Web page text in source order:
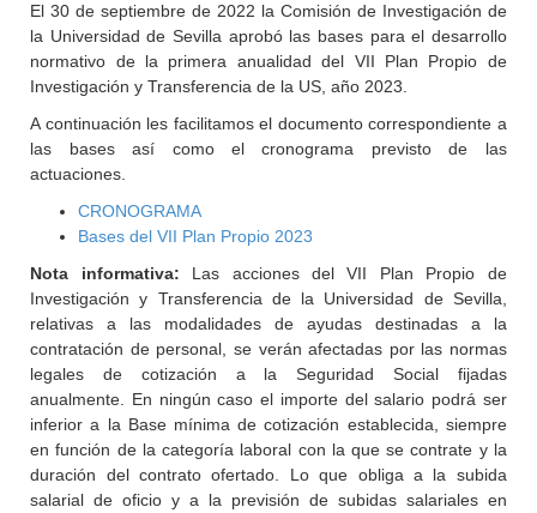
El 30 de septiembre de 2022 la Comisión de Investigación de
la Universidad de Sevilla aprobó las bases para el desarrollo
normativo de la primera anualidad del VII Plan Propio de
Investigación y Transferencia de la US, año 2023.
A continuación les facilitamos el documento correspondiente a
las bases así como el cronograma previsto de las
actuaciones.
CRONOGRAMA
Bases del VII Plan Propio 2023
Nota informativa: Las acciones del VII Plan Propio de
Investigación y Transferencia de la Universidad de Sevilla,
relativas a las modalidades de ayudas destinadas a la
contratación de personal, se verán afectadas por las normas
legales de cotización a la Seguridad Social fijadas
anualmente. En ningún caso el importe del salario podrá ser
inferior a la Base mínima de cotización establecida, siempre
en función de la categoría laboral con la que se contrate y la
duración del contrato ofertado. Lo que obliga a la subida
salarial de oficio y a la previsión de subidas salariales en